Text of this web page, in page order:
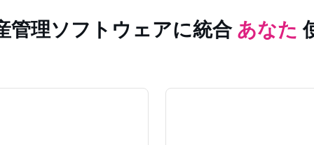
管理ソフトウェアに統合 あなた